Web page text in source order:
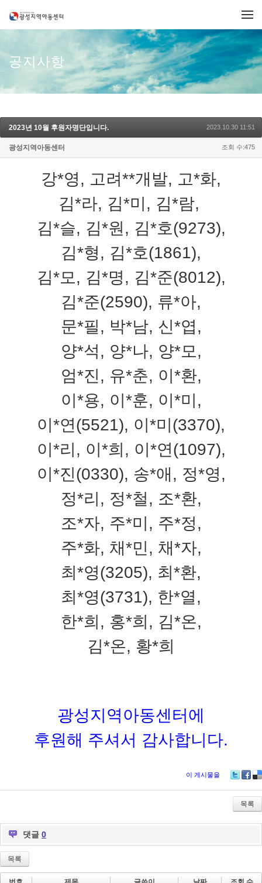
공지사항
2023년 10월 후원자명단입니다. 2023.10.30 11:51
광성지역아동센터 조회 수:475
강*영, 고려**개발, 고*화,
김*라, 김*미, 김*람,
김*슬, 김*원, 김*호(9273),
김*형, 김*호(1861),
김*모, 김*명, 김*준(8012),
김*준(2590), 류*아,
문*필, 박*남, 신*엽,
양*석, 양*나, 양*모,
엄*진, 유*춘, 이*환,
이*용, 이*훈, 이*미,
이*연(5521), 이*미(3370),
이*리, 이*희, 이*연(1097),
이*진(0330), 송*애, 정*영,
정*리, 정*철, 조*환,
조*자, 주*미, 주*정,
주*화, 채*민, 채*자,
최*영(3205), 최*환,
최*영(3731), 한*열,
한*희, 홍*희, 김*온,
김*온, 황*희
광성지역아동센터에
후원해 주셔서 감사합니다.
이 게시물을
bo
ok
ou
s
목록
댓글 0
목록